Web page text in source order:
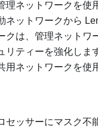
理ネットワークを
ネットワークから
クは、管理ネット
リティーを強化しま
用ネットワークを使
セッサーにマスク